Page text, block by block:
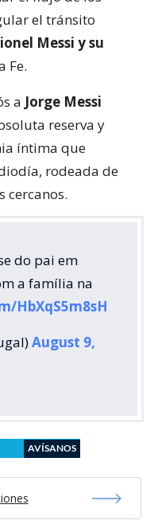
el tránsito
Messi y su
Fe.
a Jorge Messi
reserva y
íntima que
rodeada de
cercanos.
do pai em
a família na
HbXqS5m8sH
August 9,
AVÍSANOS